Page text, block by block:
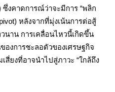
ซึ่งคาดการณ์ว่าจะมีการ “พลิก
หลังจากที่มุ่งเน้นการต่อสู้
นาน การเคลื่อนไหวนี้เกิดขึ้น
งการชะลอตัวของเศรษฐกิจ
สี่ยงที่อาจนำไปสู่ภาวะ “ใกล้ถึง